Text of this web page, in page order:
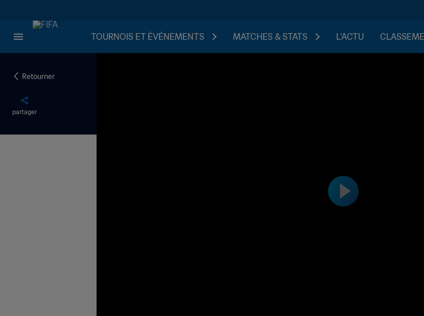
TOURNOIS ET ÉVÉNEMENTS MATCHES & STATS L'ACTU
Retourner
partager